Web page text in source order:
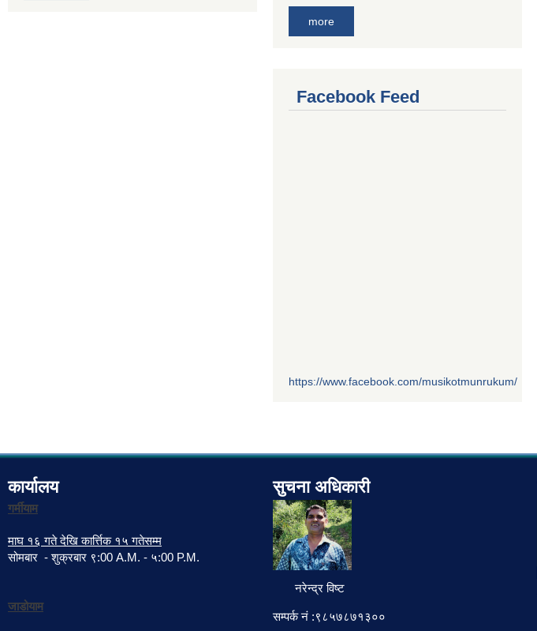
more
Facebook Feed
https://www.facebook.com/musikotmunrukum/
कार्यालय
गर्मीयाम
माघ १६ गते देखि कार्त्तिक १५ गतेसम्म
सोमबार - शुक्रबार ९:00 A.M. - ५:00 P.M.
जाडोयाम
सुचना अधिकारी
नरेन्द्र विष्ट
सम्पर्क नं :९८५७८७१३००